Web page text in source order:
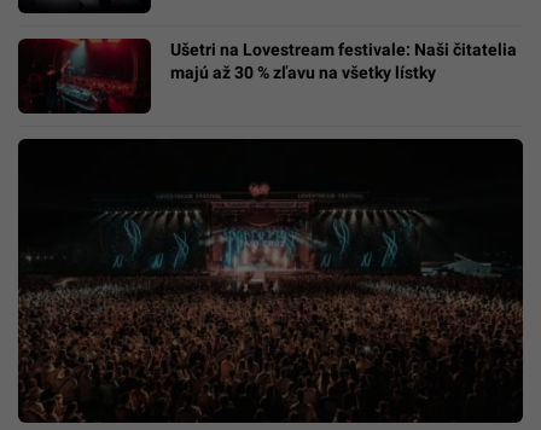
Ušetri na Lovestream festivale: Naši čitatelia
majú až 30 % zľavu na všetky lístky